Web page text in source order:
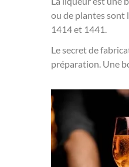
ou de plantes sont
1414 et 1441.
Le secret de
préparation. Une